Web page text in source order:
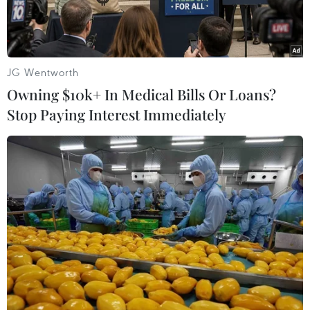
Quán càphê ở Paris sau vụ tấn công khủng bố tháng 11/2015.
(Nguồn: EPA)
AFP/AP đưa tin ngày 22/11, Bộ Ngoại giao Mỹ đã
liệt 3 thành viên cấp cao của tổ chức Nhà nước
Hồi giáo (IS) tự xưng vào danh sách các đối
tượng khủng bố bị theo dõi, trong đó có
JG Wentworth
Owning $10k+ In Medical Bills Or Loans?
Stop Paying Interest Immediately